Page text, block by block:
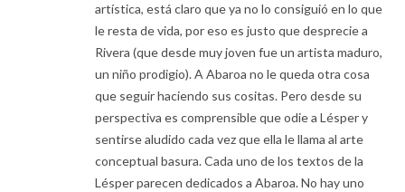
artística, está claro que ya no lo consiguió en lo que
le resta de vida, por eso es justo que desprecie a
Rivera (que desde muy joven fue un artista maduro,
un niño prodigio). A Abaroa no le queda otra cosa
que seguir haciendo sus cositas. Pero desde su
perspectiva es comprensible que odie a Lésper y
sentirse aludido cada vez que ella le llama al arte
conceptual basura. Cada uno de los textos de la
Lésper parecen dedicados a Abaroa. No hay uno